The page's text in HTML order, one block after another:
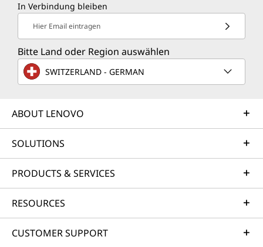
In Verbindung bleiben
Hier Email eintragen
Bitte Land oder Region auswählen
SWITZERLAND - GERMAN
ABOUT LENOVO
SOLUTIONS
PRODUCTS & SERVICES
RESOURCES
CUSTOMER SUPPORT